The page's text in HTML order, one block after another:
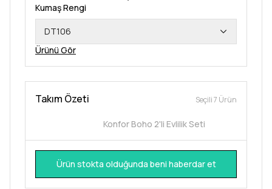
Kumaş Rengi
DT106
Ürünü Gör
Takım Özeti Seçili 7 Ürün
Konfor Boho 2'li Evlilik Seti
Ürün stokta olduğunda beni haberdar et